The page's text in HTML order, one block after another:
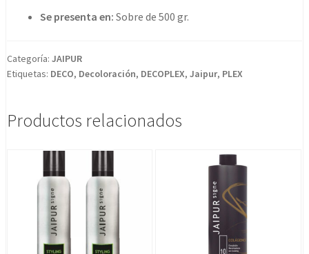
Se presenta en: Sobre de 500 gr.
Categoría: JAIPUR
Etiquetas: DECO, Decoloración, DECOPLEX, Jaipur, PLEX
Productos relacionados